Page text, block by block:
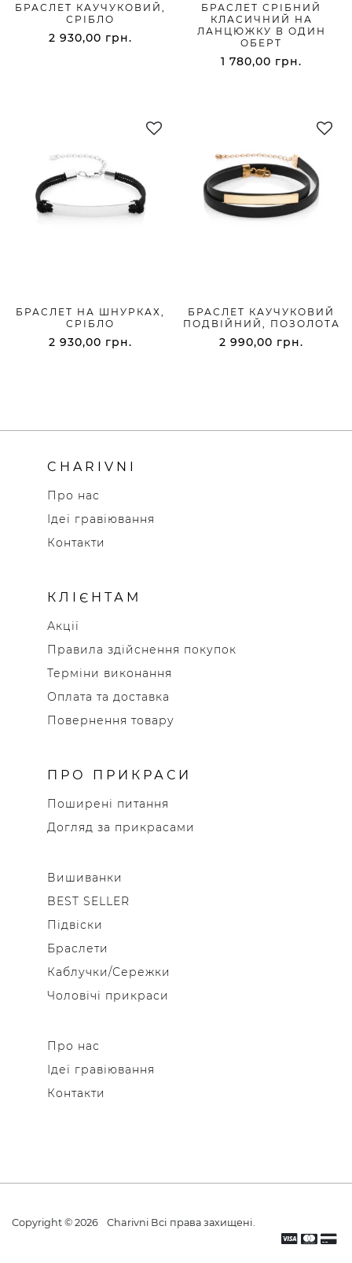
БРАСЛЕТ КАУЧУКОВИЙ,
СРІБЛО
2 930,00 грн.
БРАСЛЕТ СРІБНИЙ
КЛАСИЧНИЙ НА
ЛАНЦЮЖКУ В ОДИН
ОБЕРТ
1 780,00 грн.
БРАСЛЕТ НА ШНУРКАХ,
СРІБЛО
2 930,00 грн.
БРАСЛЕТ КАУЧУКОВИЙ
ПОДВІЙНИЙ, ПОЗОЛОТА
2 990,00 грн.
CHARIVNI
Про нас
Ідеї гравіювання
Контакти
КЛІЄНТАМ
Акції
Правила здійснення покупок
Терміни виконання
Оплата та доставка
Повернення товару
ПРО ПРИКРАСИ
Поширені питання
Догляд за прикрасами
Вишиванки
BEST SELLER
Підвіски
Браслети
Каблучки/Сережки
Чоловічі прикраси
Про нас
Ідеї гравіювання
Контакти
Copyright © 2026 Charivni Всі права захищені.